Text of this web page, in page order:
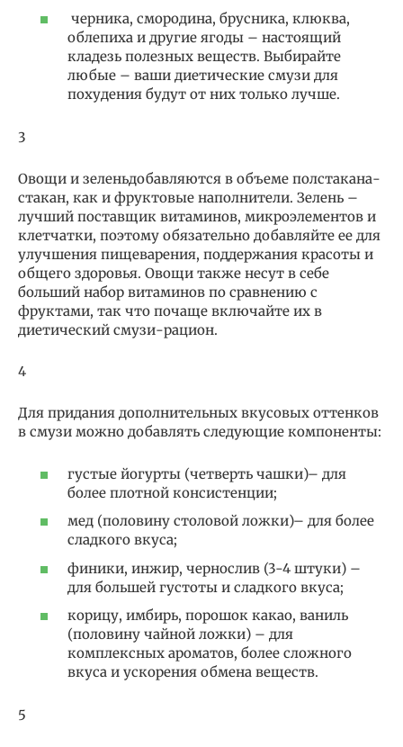
черника, смородина, брусника, клюква,
облепиха и другие ягоды – настоящий
кладезь полезных веществ. Выбирайте
любые – ваши диетические смузи для
похудения будут от них только лучше.
3
Овощи и зеленьдобавляются в объеме полстакана-
стакан, как и фруктовые наполнители. Зелень –
лучший поставщик витаминов, микроэлементов и
клетчатки, поэтому обязательно добавляйте ее для
улучшения пищеварения, поддержания красоты и
общего здоровья. Овощи также несут в себе
больший набор витаминов по сравнению с
фруктами, так что почаще включайте их в
диетический смузи-рацион.
4
Для придания дополнительных вкусовых оттенков
в смузи можно добавлять следующие компоненты:
густые йогурты (четверть чашки)– для
более плотной консистенции;
мед (половину столовой ложки)– для более
сладкого вкуса;
финики, инжир, чернослив (3-4 штуки) –
для большей густоты и сладкого вкуса;
корицу, имбирь, порошок какао, ваниль
(половину чайной ложки) – для
комплексных ароматов, более сложного
вкуса и ускорения обмена веществ.
5